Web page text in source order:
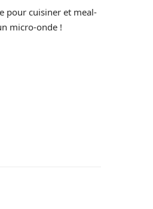
pour cuisiner et meal-
micro-onde !